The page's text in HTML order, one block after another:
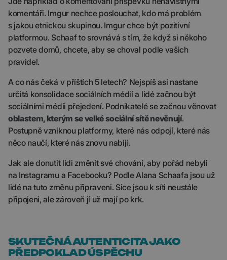
komentáři. Imgur nechce poslouchat, kdo má problém
s jakou etnickou skupinou. Imgur chce být pozitivní
platformou. Schaaf to srovnává s tím, že když si někoho
pozvete domů, chcete, aby se choval podle vašich
pravidel.
A co nás čeká v příštích 5 letech? Nejspíš asi nastane
určitá konsolidace sociálních médií a lidé začnou být
sociálními médii přejedení. Podnikatelé se začnou věnovat
oblastem, kterým se velké sociální sítě nevěnují.
Postupně vzniknou platformy, které nás odpojí, které nás
něco naučí, které nás znovu nabijí.
Jak ale donutit lidi změnit své chování, aby pořád nebyli
na Instagramu a Facebooku? Podle Alana Schaafa jsou už
lidé na tuto změnu připraveni. Sice jsou k síti neustále
připojeni, ale zároveň jí už mají po krk.
SKUTEČNÁ AUTENTICITA JAKO
PŘEDPOKLAD ÚSPĚCHU